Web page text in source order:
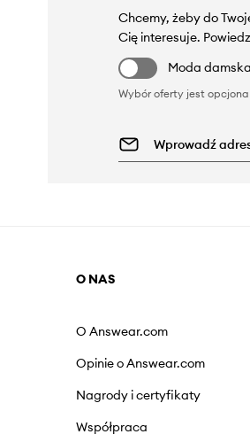
Chcemy, żeby do
Cię interesuje.
Moda damska
Wybór oferty jest
O NAS
O Answear.com
Opinie o Answear.com
Nagrody i certyfikaty
Współpraca